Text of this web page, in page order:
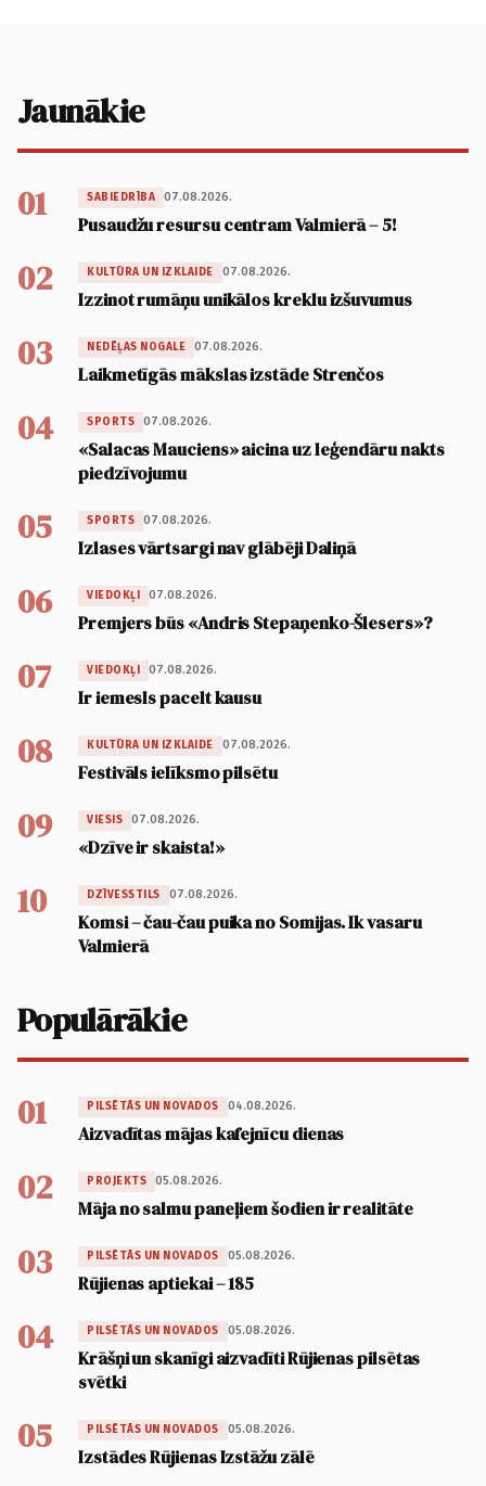
Jaunākie
01 SABIEDRĪBA 07.08.2026.
Pusaudžu resursu centram Valmierā – 5!
02 KULTŪRA UN IZKLAIDE 07.08.2026.
Izzinot rumāņu unikālos kreklu izšuvumus
03 NEDĒĻAS NOGALE 07.08.2026.
Laikmetīgās mākslas izstāde Strenčos
04 SPORTS 07.08.2026.
«Salacas Mauciens» aicina uz leģendāru nakts
piedzīvojumu
05 SPORTS 07.08.2026.
Izlases vārtsargi nav glābēji Daliņā
06 VIEDOKĻI 07.08.2026.
Premjers būs «Andris Stepaņenko-Šlesers»?
07 VIEDOKĻI 07.08.2026.
Ir iemesls pacelt kausu
08 KULTŪRA UN IZKLAIDE 07.08.2026.
Festivāls ielīksmo pilsētu
09 VIESIS 07.08.2026.
«Dzīve ir skaista!»
10 DZĪVESSTILS 07.08.2026.
Komsi – čau-čau puika no Somijas. Ik vasaru
Valmierā
Populārākie
01 PILSĒTĀS UN NOVADOS 04.08.2026.
Aizvadītas mājas kafejnīcu dienas
02 PROJEKTS 05.08.2026.
Māja no salmu paneļiem šodien ir realitāte
03 PILSĒTĀS UN NOVADOS 05.08.2026.
Rūjienas aptiekai – 185
04 PILSĒTĀS UN NOVADOS 05.08.2026.
Krāšņi un skanīgi aizvadīti Rūjienas pilsētas
svētki
05 PILSĒTĀS UN NOVADOS 05.08.2026.
Izstādes Rūjienas Izstāžu zālē